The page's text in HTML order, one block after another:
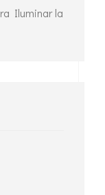
Iluminar la